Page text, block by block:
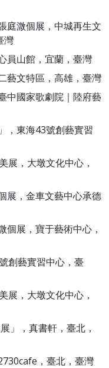
庭溦個展，中城再生文
灣
員山館，宜蘭，臺灣
藝文特區，高雄，臺灣
中國家歌劇院｜陸府藝
，東海43號創藝實習
展，大墩文化中心，
展，金車文藝中心承德
個展，寶于藝術中心，
創藝實習中心，臺
展，大墩文化中心，
」，真書軒，臺北，
，臺北，臺灣